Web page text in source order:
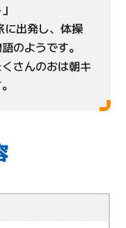
に出発し、体操
のようです。
さんのおは朝キ